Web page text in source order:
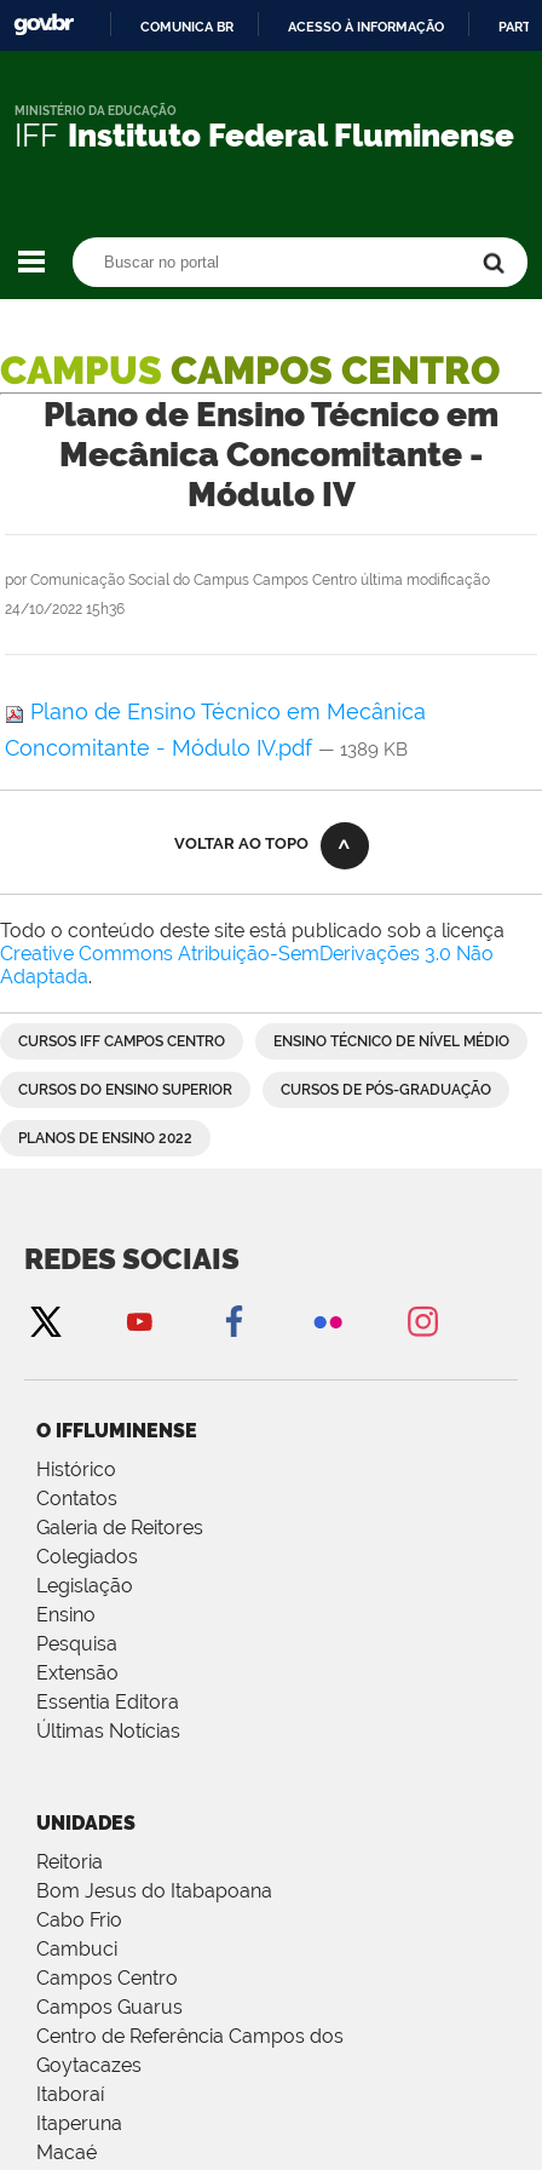
CONTEÚDO
COMUNICA BR ACESSO À INFORMAÇÃO
IFF Instituto Federal Fluminense
MINISTÉRIO DA EDUCAÇÃO
CAMPUS CAMPOS CENTRO
Plano de Ensino Técnico em
Mecânica Concomitante -
Módulo IV
por Comunicação Social do Campus Campos Centro última modificação
24/10/2022 15h36
Plano de Ensino Técnico em Mecânica
Concomitante - Módulo IV.pdf — 1389 KB
VOLTAR AO TOPO
Todo o conteúdo deste site está publicado sob a licença
Creative Commons Atribuição-SemDerivações 3.0 Não
Adaptada.
CURSOS IFF CAMPOS CENTRO ENSINO TÉCNICO DE NÍVEL MÉDIO
CURSOS DO ENSINO SUPERIOR CURSOS DE PÓS-GRADUAÇÃO
PLANOS DE ENSINO 2022
REDES SOCIAIS
O IFFLUMINENSE
Histórico
Contatos
Galeria de Reitores
Colegiados
Legislação
Ensino
Pesquisa
Extensão
Essentia Editora
Últimas Notícias
UNIDADES
Reitoria
Bom Jesus do Itabapoana
Cabo Frio
Cambuci
Campos Centro
Campos Guarus
Centro de Referência Campos dos
Goytacazes
Itaboraí
Itaperuna
Macaé